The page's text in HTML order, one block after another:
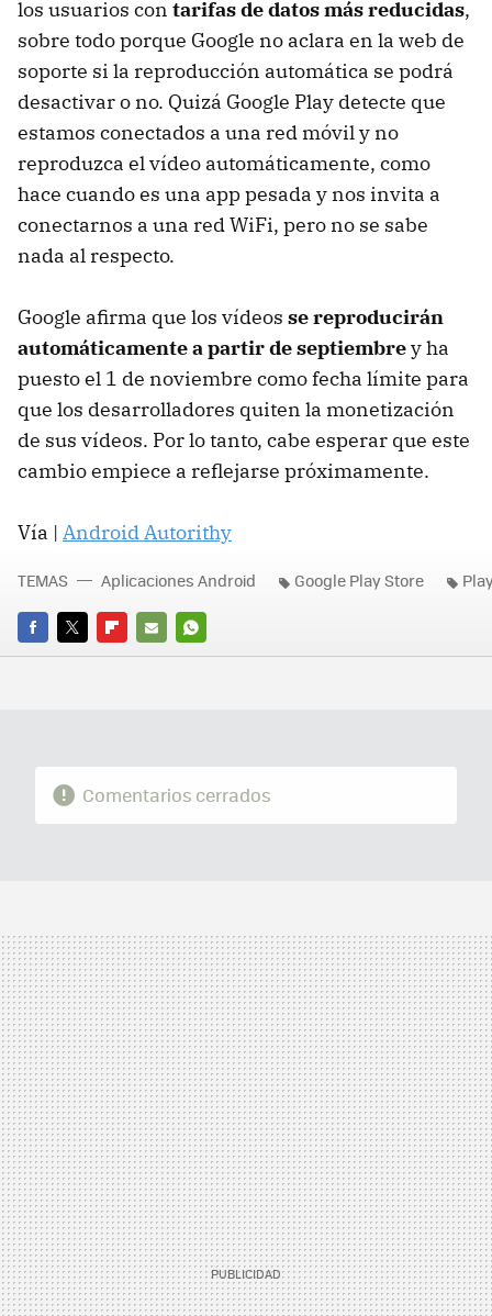
los usuarios con tarifas de datos más reducidas,
sobre todo porque Google no aclara en la web de
soporte si la reproducción automática se podrá
desactivar o no. Quizá Google Play detecte que
estamos conectados a una red móvil y no
reproduzca el vídeo automáticamente, como
hace cuando es una app pesada y nos invita a
conectarnos a una red WiFi, pero no se sabe
nada al respecto.
Google afirma que los vídeos se reproducirán
automáticamente a partir de septiembrey ha
puesto el 1 de noviembre como fecha límite para
que los desarrolladores quiten la monetización
de sus vídeos. Por lo tanto, cabe esperar que este
cambio empiece a reflejarse próximamente.
Vía | Android Autorithy
FACEBOOK
TWITTERFLIPBOARD
E-
WHATSAPP
TEMAS Aplicaciones Android Google Play Store
Comentarios cerrados